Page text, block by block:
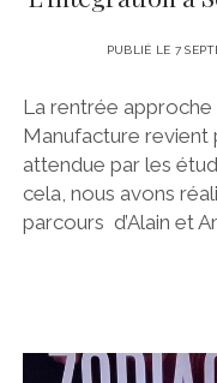
PUBLIÉ LE 7
La rentrée
Manufacture revient
attendue par les
cela, nous avons
parcours d’Alain et